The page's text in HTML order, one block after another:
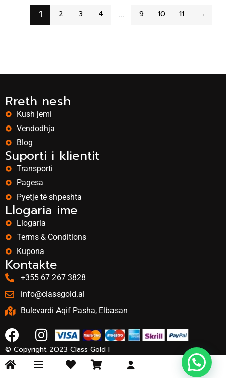
1 2 3 4 … 9 10 11 →
Rreth nesh
Kush jemi
Vendodhja
Blog
Suporti i klientit
Transporti
Pagesa
Pyetje të shpeshta
Llogaria ime
Llogaria
Terms & Conditions
Kupona
Kontakte
+355 67 267 3828
info@classgold.al
Bulevardi Aqif Pasha, Elbasan
© Copyright 2023 Class Gold I
byMarketing One